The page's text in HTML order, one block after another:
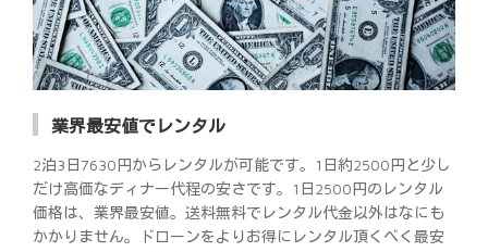
業界最安値でレンタル
2泊3日7630円からレンタルが可能です。1日約2500円と少し
だけ高価なディナー代程の安さです。1日2500円のレンタル
価格は、業界最安値。送料無料でレンタル代金以外はなにも
かかりません。ドローンをよりお得にレンタル頂くべく最安